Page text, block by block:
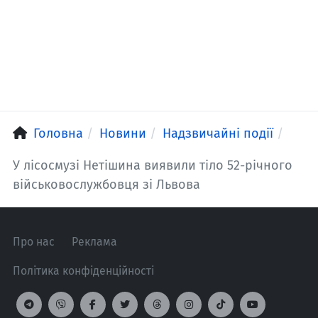
Головна Новини Надзвичайні події
У лісосмузі Нетішина виявили тіло 52-річного
військовослужбовця зі Львова
Про нас Реклама
Політика конфіденційності